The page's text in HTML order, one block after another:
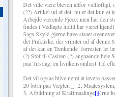
Det ville være bleven altfor vidtløftigt,
(??) Artikel ud af det, nu er det kun et
Arbejde værende Pjece; men har den
findes i Vedlagte hidtil har været
Sags Skyld gjerne have staaet
det Praktiske, der vrimler ud af denne
af det kan en Tænkende forresten let
(?) Stof til Casiren (?) angaaende hele
paa Tirsdag, en hvilkensomhest Tid
Det vil ogsaa blive nemt at levere
20 børn paa Vægten _ 2,
3, Afbildning af Kraftmaalinge[4]rne